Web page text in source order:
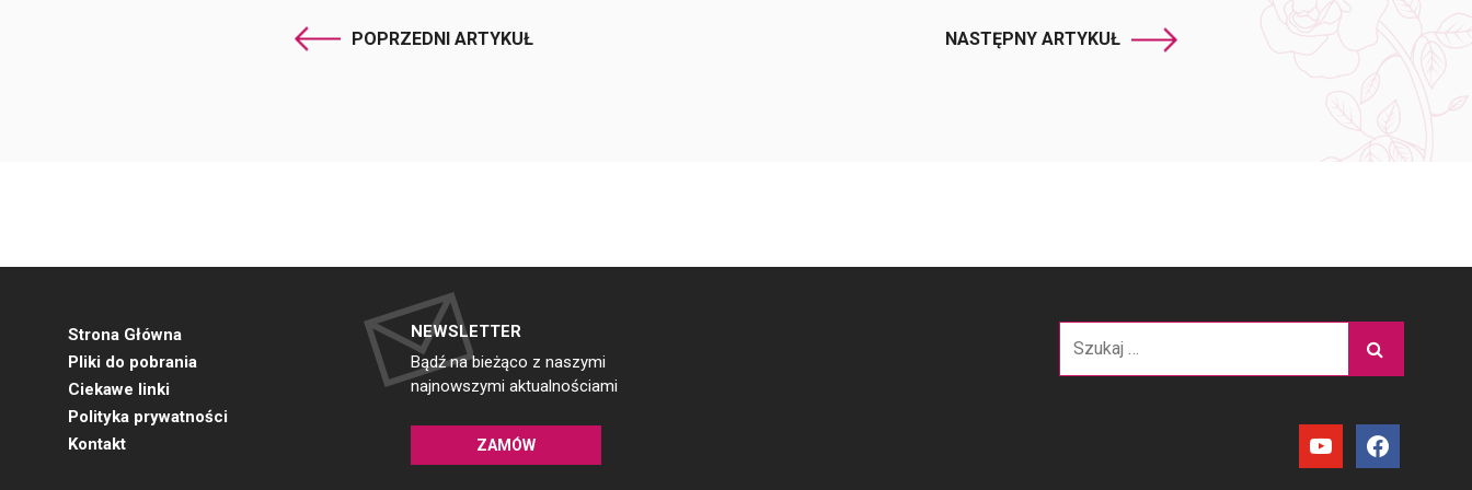
POPRZEDNI ARTYKUŁ NASTĘPNY ARTYKUŁ
Strona Główna
Pliki do pobrania
Ciekawe linki
Polityka prywatności
Kontakt
NEWSLETTER
Bądź na bieżąco z naszymi
najnowszymi aktualnościami
ZAMÓW youtube facebook